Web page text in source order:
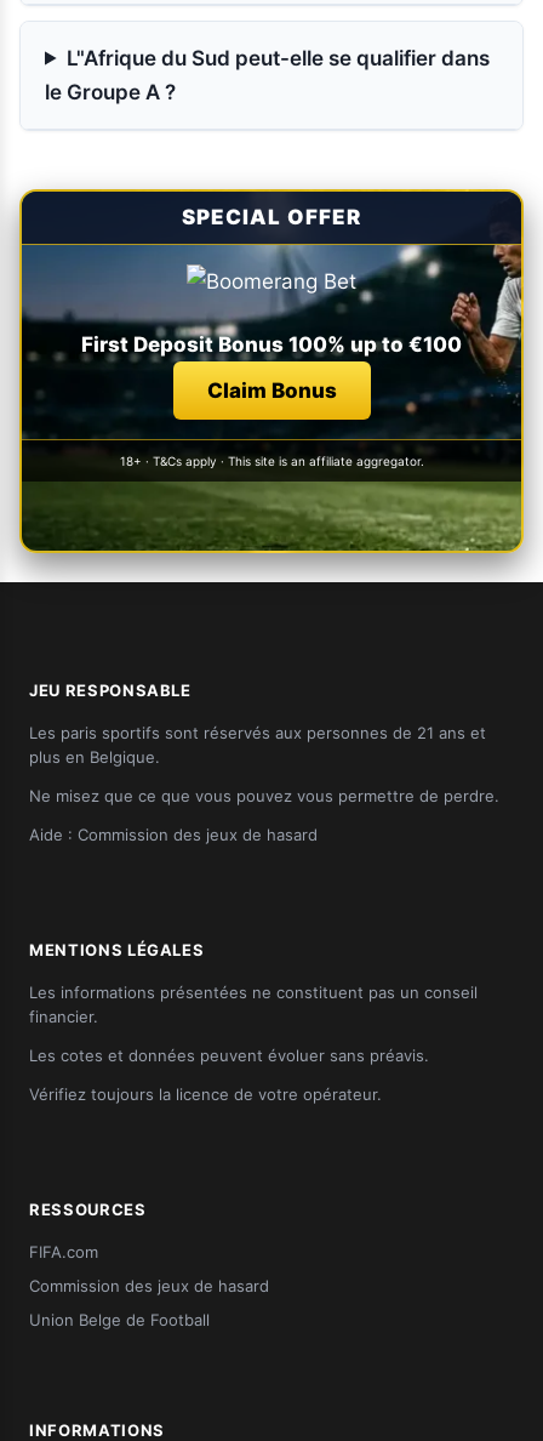
L"Afrique du Sud peut-elle se qualifier dans
le Groupe A ?
SPECIAL OFFER
First Deposit Bonus 100% up to €100
Claim Bonus
18+ · T&Cs apply · This site is an affiliate aggregator.
JEU RESPONSABLE
Les paris sportifs sont réservés aux personnes de 21 ans et
plus en Belgique.
Ne misez que ce que vous pouvez vous permettre de perdre.
Aide : Commission des jeux de hasard
MENTIONS LÉGALES
Les informations présentées ne constituent pas un conseil
financier.
Les cotes et données peuvent évoluer sans préavis.
Vérifiez toujours la licence de votre opérateur.
RESSOURCES
FIFA.com
Commission des jeux de hasard
Union Belge de Football
INFORMATIONS